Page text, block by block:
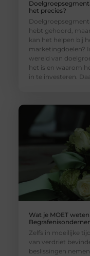
het precies?
hebt gehoord,
kan het helpen bij
marketingdoelen?
wereld van
het is en waarom
in te investeren.
Wat je MOET
Zelfs in moeilijke
van verdriet
beslissingen